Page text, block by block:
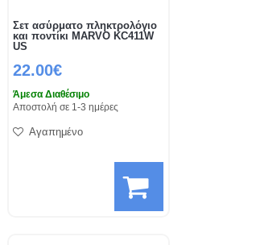
Σετ ασύρματο πληκτρολόγιο
και ποντίκι MARVO KC411W
US
22.00€
Άμεσα Διαθέσιμο
Αποστολή σε 1-3 ημέρες
Αγαπημένο